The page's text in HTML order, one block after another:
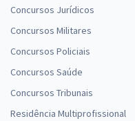
Concursos Jurídicos
Concursos Militares
Concursos Policiais
Concursos Saúde
Concursos Tribunais
Residência Multiprofissional